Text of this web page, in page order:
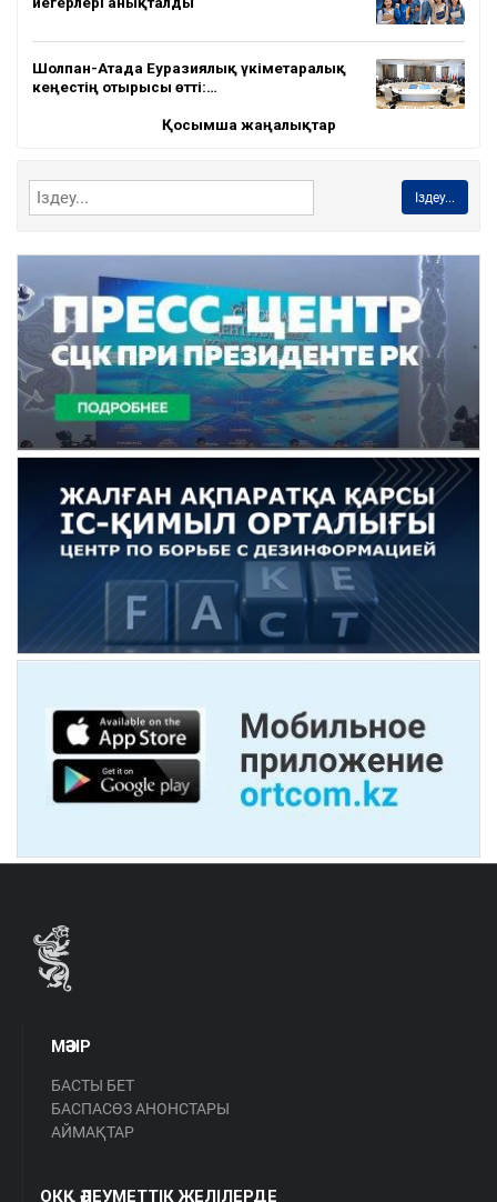
Шолпан-Атада Еуразиялық үкіметаралық
кеңестің отырысы өтті:…
Қосымша жаңалықтар
Іздеу...
МӘЗІР
БАСТЫ БЕТ
БАСПАСӨЗ АНОНСТАРЫ
АЙМАҚТАР
ОКҚ ӘЛЕУМЕТТІК ЖЕЛІЛЕРДЕ